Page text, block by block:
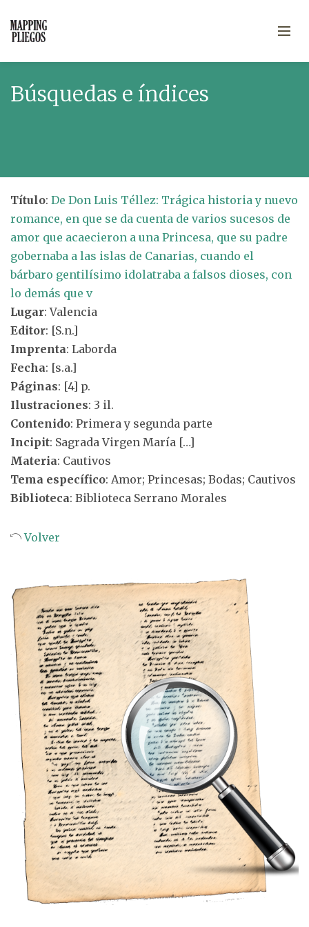
Búsquedas e índices
Título: De Don Luis Téllez: Trágica historia y nuevo
romance, en que se da cuenta de varios sucesos de
amor que acaecieron a una Princesa, que su padre
gobernaba a las islas de Canarias, cuando el
bárbaro gentilísimo idolatraba a falsos dioses, con
lo demás que v
Lugar: Valencia
Editor: [S.n.]
Imprenta: Laborda
Fecha: [s.a.]
Páginas: [4] p.
Ilustraciones: 3 il.
Contenido: Primera y segunda parte
Incipit: Sagrada Virgen María […]
Materia: Cautivos
Tema específico: Amor; Princesas; Bodas; Cautivos
Biblioteca: Biblioteca Serrano Morales
Volver